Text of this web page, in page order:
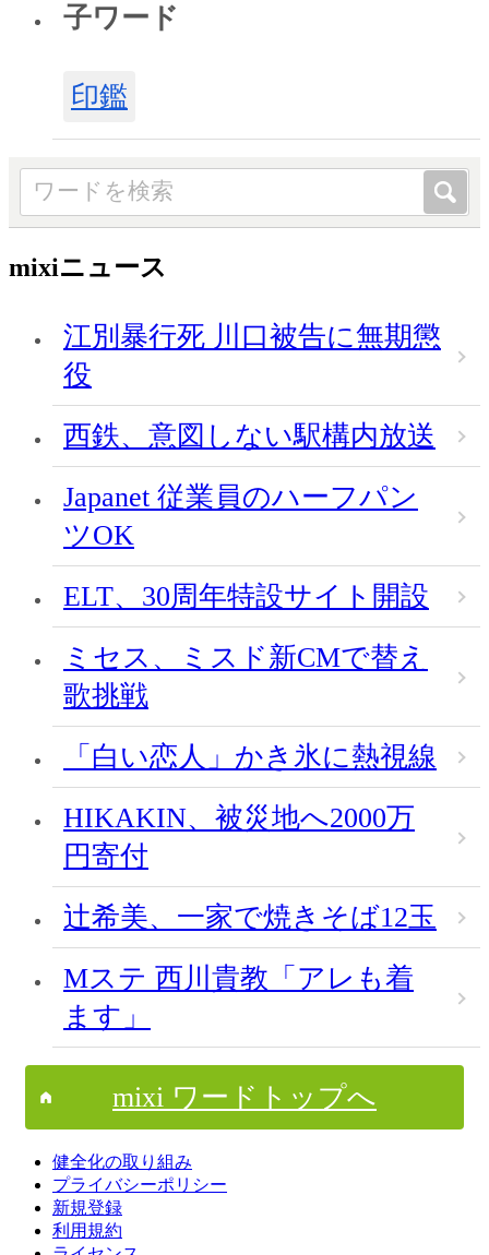
子ワード
印鑑
mixiニュース
江別暴行死 川口被告に無期懲
役
西鉄、意図しない駅構内放送
Japanet 従業員のハーフパン
ツOK
ELT、30周年特設サイト開設
ミセス、ミスド新CMで替え
歌挑戦
「白い恋人」かき氷に熱視線
HIKAKIN、被災地へ2000万
円寄付
辻希美、一家で焼きそば12玉
Mステ 西川貴教「アレも着
ます」
mixi ワードトップへ
健全化の取り組み
プライバシーポリシー
新規登録
利用規約